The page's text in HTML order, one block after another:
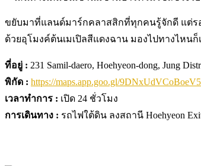
ขยับมาที่แลนด์มาร์กคลาสสิกที่ทุกคนรู้จักดี แต่ร
ด้วยอุโมงค์ต้นเมเปิลสีแดงฉาน มองไปทางไหน
ที่อยู่ : 231 Samil-daero, Hoehyeon-dong, Jung
พิกัด : https://maps.app.goo.gl/
เวลาทำการ : เปิด 24 ชั่วโมง
การเดินทาง : รถไฟใต้ดิน ลงสถานี Hoehyeon